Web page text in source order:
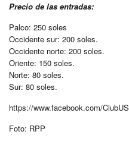
Precio de las entradas:
Palco: 250 soles
Occidente sur: 200 soles.
Occidente norte: 200 soles.
Oriente: 150 soles.
Norte: 80 soles.
Sur: 80 soles.
https://www.facebook.com/
Foto: RPP